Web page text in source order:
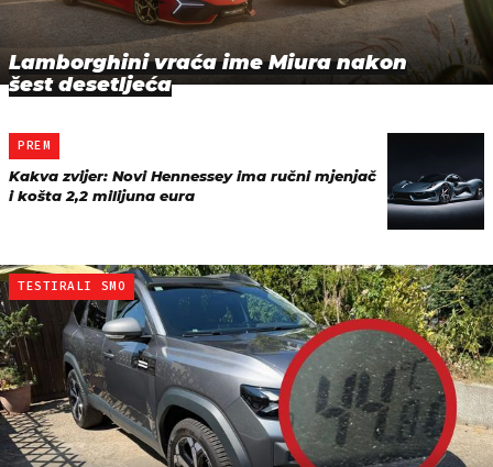
Lamborghini vraća ime Miura nakon
šest desetljeća
PREM
Kakva zvijer: Novi Hennessey ima ručni mjenjač
i košta 2,2 milijuna eura
TESTIRALI SMO